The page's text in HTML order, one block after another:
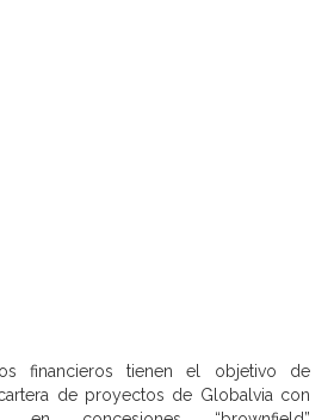
financieros tienen el objetivo de
de proyectos de Globalvia con